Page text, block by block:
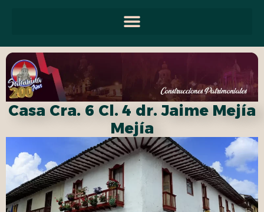
Casa Cra. 6 Cl. 4 dr. Jaime Mejía
Mejía